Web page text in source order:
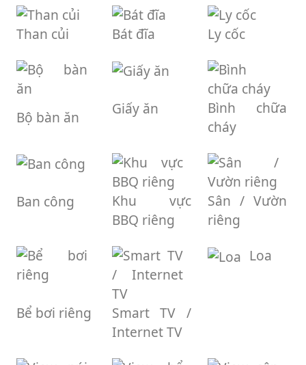
Than củi Bát đĩa Ly cốc
Bộ bàn ăn Giấy ăn
Bình chữa
cháy
Ban công
Khu vực
BBQ riêng
Sân / Vườn
riêng
Bể bơi riêng
Smart TV /
Internet TV
Loa